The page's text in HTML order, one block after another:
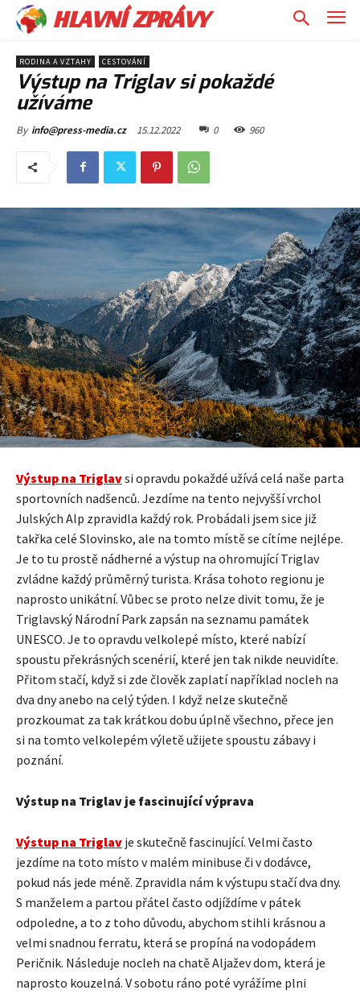
HLAVNÍ ZPRÁVY
RODINA A VZTAHY CESTOVÁNÍ
Výstup na Triglav si pokaždé
užíváme
By info@press-media.cz 15.12.2022 0 960
Výstup na Triglavsi opravdu pokaždé užívá celá naše parta
sportovních nadšenců. Jezdíme na tento nejvyšší vrchol
Julských Alp zpravidla každý rok. Probádali jsem sice již
takřka celé Slovinsko, ale na tomto místě se cítíme nejlépe.
Je to tu prostě nádherné a výstup na ohromující Triglav
zvládne každý průměrný turista. Krása tohoto regionu je
naprosto unikátní. Vůbec se proto nelze divit tomu, že je
Triglavský Národní Park zapsán na seznamu památek
UNESCO. Je to opravdu velkolepé místo, které nabízí
spoustu překrásných scenérií, které jen tak nikde neuvidíte.
Přitom stačí, když si zde člověk zaplatí například nocleh na
dva dny anebo na celý týden. I když nelze skutečně
prozkoumat za tak krátkou dobu úplně všechno, přece jen
si na tomto velkolepém výletě užijete spoustu zábavy i
poznání.
Výstup na Triglav je fascinující výprava
Výstup na Triglav je skutečně fascinující. Velmi často
jezdíme na toto místo v malém minibuse či v dodávce,
pokud nás jede méně. Zpravidla nám k výstupu stačí dva dny.
S manželem a partou přátel často odjíždíme v pátek
odpoledne, a to z toho důvodu, abychom stihli krásnou a
velmi snadnou ferratu, která se propíná na vodopádem
Peričnik. Následuje nocleh na chatě Aljažev dom, která je
naprosto kouzelná. V sobotu ráno poté vyrážíme plni